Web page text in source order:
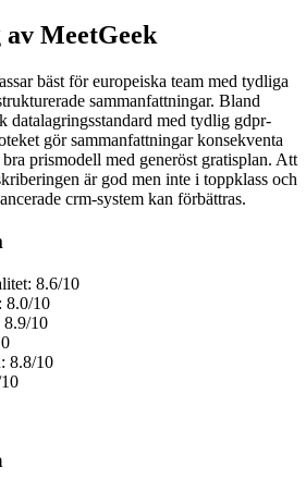
MeetGeek
bäst för europeiska team med tydliga
sammanfattningar. Bland
datalagringsstandard med tydlig gdpr-
gör sammanfattningar konsekventa
prismodell med generöst gratisplan. Att
är god men inte i toppklass och
crm-system kan förbättras.
8.6/10
8.0/10
8.9/10
8.8/10